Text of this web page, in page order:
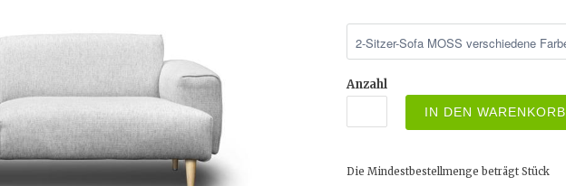
Anzahl
IN DEN WARENKORB
Die Mindestbestellmenge beträgt Stück